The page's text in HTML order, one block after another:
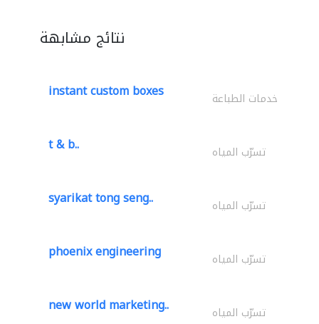
نتائج مشابهة
instant custom boxes خدمات الطباعة
t & b.. تسرّب المياه
syarikat tong seng.. تسرّب المياه
phoenix engineering تسرّب المياه
new world marketing.. تسرّب المياه